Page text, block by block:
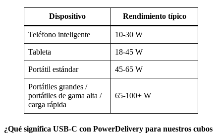
Dispositivo Rendimiento típico
Teléfono inteligente 10-30 W
Tableta 18-45 W
Portátil estándar 45-65 W
Portátiles grandes /
portátiles de gama alta /
carga rápida
65-100+ W
¿Qué significa USB-C con PowerDelivery para nuestros cubos